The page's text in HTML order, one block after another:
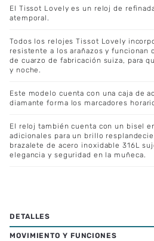
El Tissot Lovely es un reloj de
atemporal.
Todos los relojes Tissot Lovely
resistente a los arañazos y funcionan
de cuarzo de fabricación suiza, para
y noche.
Este modelo cuenta con una caja de
diamante forma los marcadores
El reloj también cuenta con un bisel
adicionales para un brillo
brazalete de acero inoxidable 316L
elegancia y seguridad en la muñeca.
MOVIMIENTO Y FUNCIONES